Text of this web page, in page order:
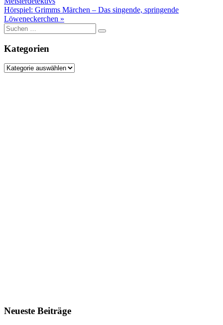
Hörspiel: Grimms Märchen – Das singende, springende
Löweneckerchen »
Suche
nach:
Kategorien
Kategorien
Neueste Beiträge